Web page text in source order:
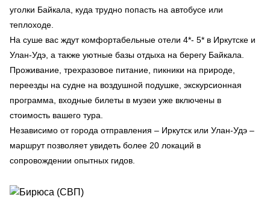
уголки Байкала, куда трудно попасть на автобусе или
теплоходе.
На суше вас ждут комфортабельные отели 4*- 5* в Иркутске и
Улан-Удэ, а также уютные базы отдыха на берегу Байкала.
Проживание, трехразовое питание, пикники на природе,
переезды на судне на воздушной подушке, экскурсионная
программа, входные билеты в музеи уже включены в
стоимость вашего тура.
Независимо от города отправления – Иркутск или Улан-Удэ –
маршрут позволяет увидеть более 20 локаций в
сопровождении опытных гидов.